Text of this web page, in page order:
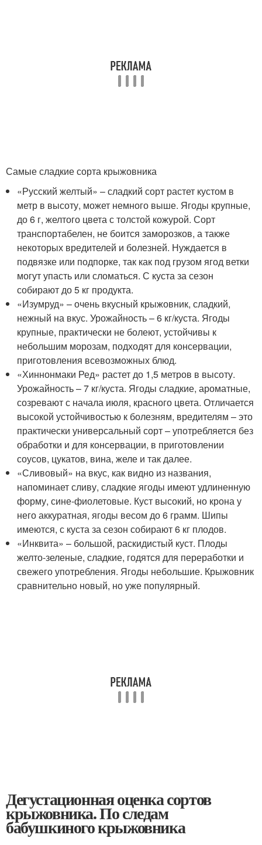
Самые сладкие сорта крыжовника
«Русский желтый» – сладкий сорт растет кустом в
метр в высоту, может немного выше. Ягоды крупные,
до 6 г, желтого цвета с толстой кожурой. Сорт
транспортабелен, не боится заморозков, а также
некоторых вредителей и болезней. Нуждается в
подвязке или подпорке, так как под грузом ягод ветки
могут упасть или сломаться. С куста за сезон
собирают до 5 кг продукта.
«Изумруд» – очень вкусный крыжовник, сладкий,
нежный на вкус. Урожайность – 6 кг/куста. Ягоды
крупные, практически не болеют, устойчивы к
небольшим морозам, подходят для консервации,
приготовления всевозможных блюд.
«Хиннонмаки Ред» растет до 1,5 метров в высоту.
Урожайность – 7 кг/куста. Ягоды сладкие, ароматные,
созревают с начала июля, красного цвета. Отличается
высокой устойчивостью к болезням, вредителям – это
практически универсальный сорт – употребляется без
обработки и для консервации, в приготовлении
соусов, цукатов, вина, желе и так далее.
«Сливовый» на вкус, как видно из названия,
напоминает сливу, сладкие ягоды имеют удлиненную
форму, сине-фиолетовые. Куст высокий, но крона у
него аккуратная, ягоды весом до 6 грамм. Шипы
имеются, с куста за сезон собирают 6 кг плодов.
«Инквита» – большой, раскидистый куст. Плоды
желто-зеленые, сладкие, годятся для переработки и
свежего употребления. Ягоды небольшие. Крыжовник
сравнительно новый, но уже популярный.
Дегустационная оценка сортов
крыжовника. По следам
бабушкиного крыжовника